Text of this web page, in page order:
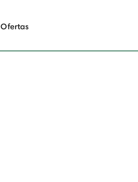
Ofertas